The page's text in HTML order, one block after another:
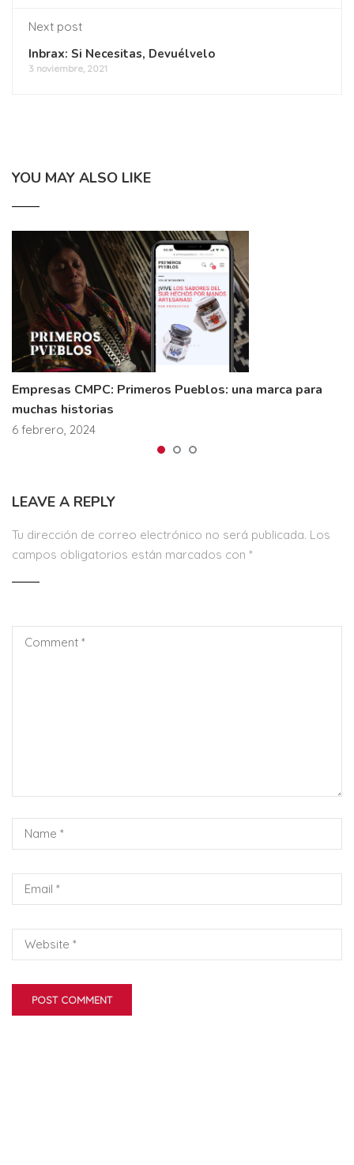
Next post
Inbrax: Si Necesitas, Devuélvelo
3 noviembre, 2021
YOU MAY ALSO LIKE
Empresas CMPC: Primeros Pueblos: una marca para
muchas historias
6 febrero, 2024
LEAVE A REPLY
Tu dirección de correo electrónico no será publicada. Los
campos obligatorios están marcados con *